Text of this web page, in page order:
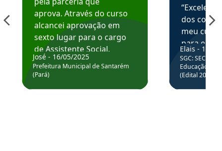
aprova. Através do curso
alcancei aprovação em
sexto lugar para o cargo
de Assistente Social.
Hoje estou atuando na
Prefeitura de Santarém.
José - 16/05/2025
Prefeitura Municipal de Santarém
(Pará)
dos
meu
para
colocar
através
de
Elais - 15/
SGC: SEC BA
Educação
(Edital